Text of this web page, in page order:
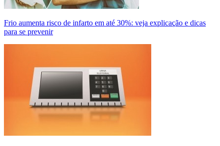
Frio aumenta risco de infarto em até 30%: veja explicação e dicas
para se prevenir